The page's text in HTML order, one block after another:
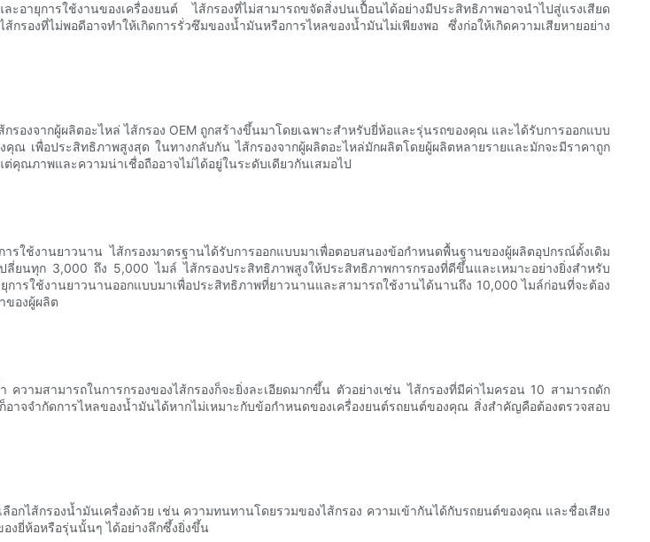
อายุการใช้งานของเครื่องยนต์ ไส้กรองที่ไม่สามารถขจัดสิ่งปนเปื้อนได้อย่างมีประสิทธิภาพอาจนำไปสู่แรงเสียด
งที่ไม่พอดีอาจทำให้เกิดการรั่วซึมของน้ำมันหรือการไหลของน้ำมันไม่เพียงพอ ซึ่งก่อให้เกิดความเสียหายอย่าง
องจากผู้ผลิตอะไหล่ ไส้กรอง OEM ถูกสร้างขึ้นมาโดยเฉพาะสำหรับยี่ห้อและรุ่นรถของคุณ และได้รับการออกแบบ
ณ เพื่อประสิทธิภาพสูงสุด ในทางกลับกัน ไส้กรองจากผู้ผลิตอะไหล่มักผลิตโดยผู้ผลิตหลายรายและมักจะมีราคาถูก
คุณภาพและความน่าเชื่อถืออาจไม่ได้อยู่ในระดับเดียวกันเสมอไป
ช้งานยาวนาน ไส้กรองมาตรฐานได้รับการออกแบบมาเพื่อตอบสนองข้อกำหนดพื้นฐานของผู้ผลิตอุปกรณ์ดั้งเดิม
ยนทุก 3,000 ถึง 5,000 ไมล์ ไส้กรองประสิทธิภาพสูงให้ประสิทธิภาพการกรองที่ดีขึ้นและเหมาะอย่างยิ่งสำหรับ
ารใช้งานยาวนานออกแบบมาเพื่อประสิทธิภาพที่ยาวนานและสามารถใช้งานได้นานถึง 10,000 ไมล์ก่อนที่จะต้อง
ของผู้ผลิต
วามสามารถในการกรองของไส้กรองก็จะยิ่งละเอียดมากขึ้น ตัวอย่างเช่น ไส้กรองที่มีค่าไมครอน 10 สามารถดัก
าจจำกัดการไหลของน้ำมันได้หากไม่เหมาะกับข้อกำหนดของเครื่องยนต์รถยนต์ของคุณ สิ่งสำคัญคือต้องตรวจสอบ
กไส้กรองน้ำมันเครื่องด้วย เช่น ความทนทานโดยรวมของไส้กรอง ความเข้ากันได้กับรถยนต์ของคุณ และชื่อเสียง
งยี่ห้อหรือรุ่นนั้นๆ ได้อย่างลึกซึ้งยิ่งขึ้น